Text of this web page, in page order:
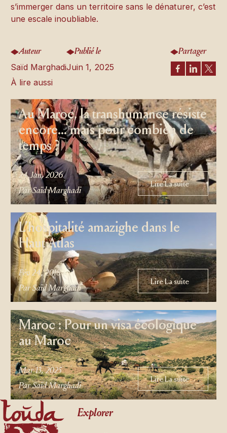
s’immerger dans un territoire sans le dénaturer, c’est
une escale inoubliable.
Auteur
Saïd Marghadi
Publié le
Juin 1, 2025
Partager
À lire aussi
Au Maroc, la transhumance résiste
encore… mais pour combien de
temps ?
24 Jan, 2026
Par Saïd Marghadi
Lire La suite
Lire La suite
L’hospitalité amazighe dans le
Haut Atlas
Fév 24, 2018
Par Saïd Marghadi
Lire La suite
Lire La suite
Maroc : Pour un visa écologique
au Maroc
Mar 13, 2025
Par Saïd Marghadi
Lire La suite
Lire La suite
Footer
Explorer